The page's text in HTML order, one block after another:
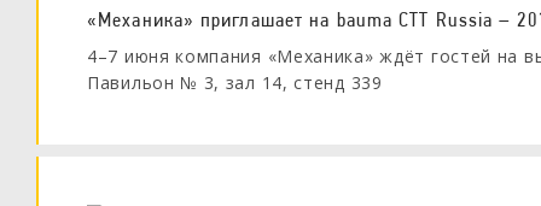
«Механика» приглашает на bauma CTT Russia –
4–7 июня компания «Механика» ждёт гостей на
Павильон № 3, зал 14, стенд 339